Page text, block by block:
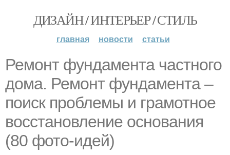
ДИЗАЙН / ИНТЕРЬЕР / СТИЛЬ
главная новости статьи
Ремонт фундамента частного
дома. Ремонт фундамента –
поиск проблемы и грамотное
восстановление основания
(80 фото-идей)